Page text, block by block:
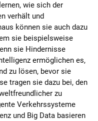
wie sich der
verhält und
können sie auch dazu
sie beispielsweise
sie Hindernisse
ermöglichen es,
zu lösen, bevor sie
tragen sie dazu bei, den
zu
Verkehrssysteme
und Big Data basieren